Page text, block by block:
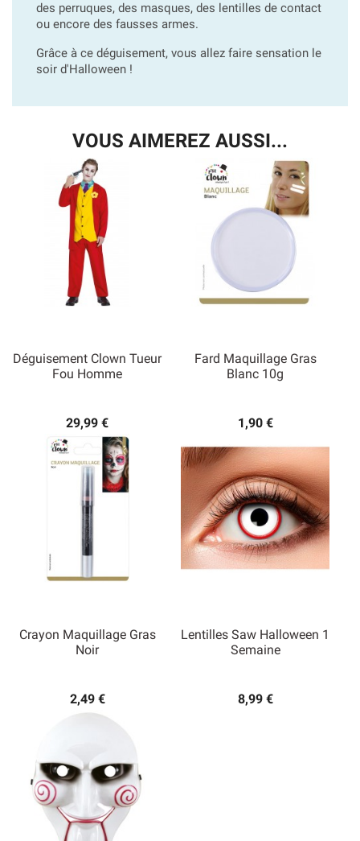
des perruques, des masques, des lentilles de contact
ou encore des fausses armes.
Grâce à ce déguisement, vous allez faire sensation le
soir d'Halloween !
VOUS AIMEREZ AUSSI...
Déguisement Clown Tueur
Fou Homme
29,99 €
Fard Maquillage Gras
Blanc 10g
1,90 €
Crayon Maquillage Gras
Noir
2,49 €
Lentilles Saw Halloween 1
Semaine
8,99 €